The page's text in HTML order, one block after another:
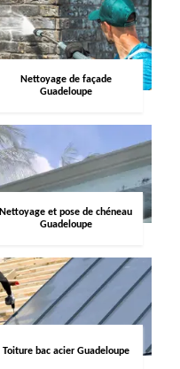
Nettoyage de façade
Guadeloupe
Nettoyage et pose de chéneau
Guadeloupe
Toiture bac acier Guadeloupe